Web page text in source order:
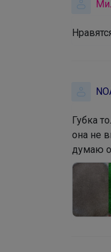
Губка
она не
думаю